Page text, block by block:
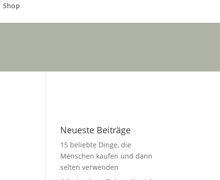
Shop
Neueste Beiträge
15 beliebte Dinge, die
Menschen kaufen und dann
selten verwenden